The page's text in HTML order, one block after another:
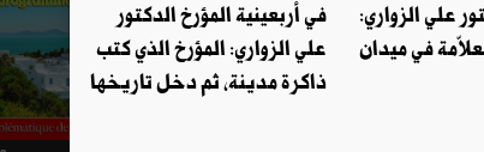
علي الزواري:
في ميدان
في أربعينية المؤرخ الدكتور
علي الزواري: المؤرخ الذي كتب
ذاكرة مدينة، ثم دخل تاريخها